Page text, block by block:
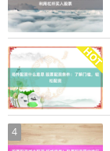
4